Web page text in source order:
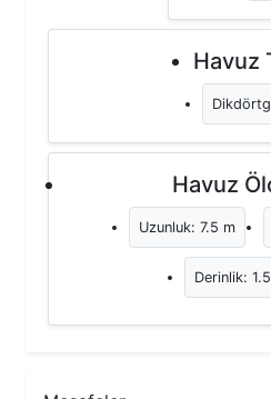
Havuz
Havuz
Uzunluk: 7.5 m
Derinlik: